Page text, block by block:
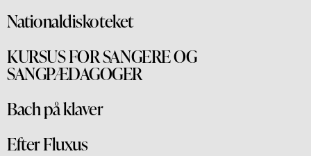
Nationaldiskoteket
KURSUS FOR SANGERE OG
SANGPÆDAGOGER
Bach på klaver
Efter Fluxus